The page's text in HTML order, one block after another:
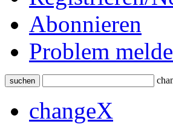
Abonnieren
Problem
suchen
changeX